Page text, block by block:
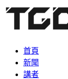
首頁
新聞
講者